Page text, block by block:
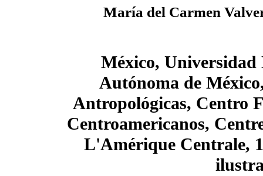
María del Carmen
México, Universidad
Autónoma de
Antropológicas, Centro
Centroamericanos,
L'Amérique Centrale,